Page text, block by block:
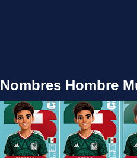
Nombres Hombre